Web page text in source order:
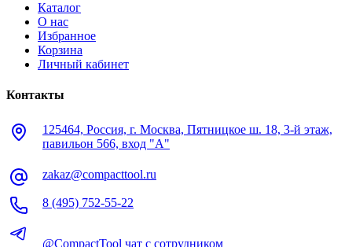
Каталог
О нас
Избранное
Корзина
Личный кабинет
Контакты
125464, Россия, г. Москва, Пятницкое ш. 18, 3-й этаж,
павильон 566, вход "А"
zakaz@compacttool.ru
8 (495) 752-55-22
@CompactTool чат с сотрудником